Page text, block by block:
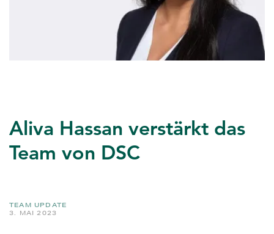
Aliva Hassan verstärkt das
Team von DSC
TEAM UPDATE
3. MAI 2023